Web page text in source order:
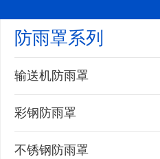
防雨罩系列
输送机防雨罩
彩钢防雨罩
不锈钢防雨罩